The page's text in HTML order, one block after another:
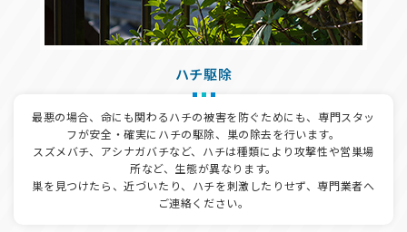
ハチ駆除
最悪の場合、命にも関わるハチの被害を防ぐためにも、専門スタッ
フが安全・確実にハチの駆除、巣の除去を行います。
スズメバチ、アシナガバチなど、ハチは種類により攻撃性や営巣場
所など、生態が異なります。
巣を見つけたら、近づいたり、ハチを刺激したりせず、専門業者へ
ご連絡ください。